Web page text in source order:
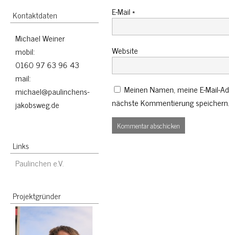
Kontaktdaten
Michael Weiner
mobil:
0160 97 63 96 43
mail:
michael@paulinchens-
jakobsweg.de
Links
Paulinchen e.V.
Projektgründer
E-Mail*
Website
Meinen Namen, meine E-Mail-
nächste Kommentierung speichern.